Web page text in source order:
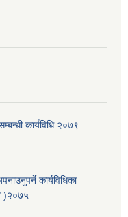
कार्यविधि २०७९
कार्यविधिका
)२०७५